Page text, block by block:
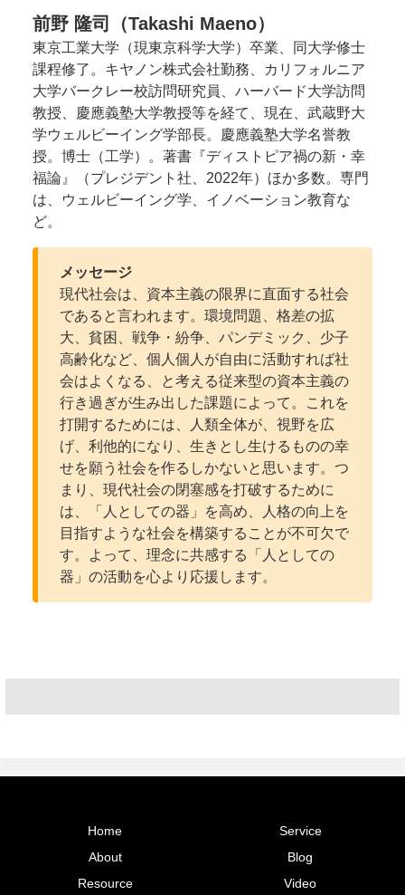
前野 隆司（Takashi Maeno）
東京工業大学（現東京科学大学）卒業、同大学修士
課程修了。キヤノン株式会社勤務、カリフォルニア
大学バークレー校訪問研究員、ハーバード大学訪問
教授、慶應義塾大学教授等を経て、現在、武蔵野大
学ウェルビーイング学部長。慶應義塾大学名誉教
授。博士（工学）。著書『ディストピア禍の新・幸
福論』（プレジデント社、2022年）ほか多数。専門
は、ウェルビーイング学、イノベーション教育な
ど。
メッセージ
現代社会は、資本主義の限界に直面する社会
であると言われます。環境問題、格差の拡
大、貧困、戦争・紛争、パンデミック、少子
高齢化など、個人個人が自由に活動すれば社
会はよくなる、と考える従来型の資本主義の
行き過ぎが生み出した課題によって。これを
打開するためには、人類全体が、視野を広
げ、利他的になり、生きとし生けるものの幸
せを願う社会を作るしかないと思います。つ
まり、現代社会の閉塞感を打破するために
は、「人としての器」を高め、人格の向上を
目指すような社会を構築することが不可欠で
す。よって、理念に共感する「人としての
器」の活動を心より応援します。
Home
Service
About
Blog
Resource
Video